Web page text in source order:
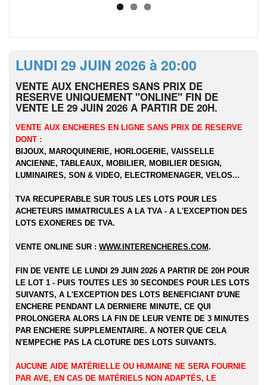
LUNDI 29 JUIN 2026 à 20:00
VENTE AUX ENCHERES SANS PRIX DE
RESERVE UNIQUEMENT "ONLINE" FIN DE
VENTE LE 29 JUIN 2026 A PARTIR DE 20H.
VENTE AUX ENCHERES EN LIGNE SANS PRIX DE RESERVE
DONT :
BIJOUX, MAROQUINERIE, HORLOGERIE, VAISSELLE
ANCIENNE, TABLEAUX, MOBILIER, MOBILIER DESIGN,
LUMINAIRES, SON & VIDEO, ELECTROMENAGER, VELOS...
TVA RECUPERABLE SUR TOUS LES LOTS POUR LES
ACHETEURS IMMATRICULES A LA TVA - A L'EXCEPTION DES
LOTS EXONERES DE TVA.
VENTE ONLINE SUR : WWW.INTERENCHERES.COM.
FIN DE VENTE LE LUNDI 29 JUIN 2026 A PARTIR DE 20H POUR
LE LOT 1 - PUIS TOUTES LES 30 SECONDES POUR LES LOTS
SUIVANTS, A L'EXCEPTION DES LOTS BENEFICIANT D'UNE
ENCHERE PENDANT LA DERNIERE MINUTE, CE QUI
PROLONGERA ALORS LA FIN DE LEUR VENTE DE 3 MINUTES
PAR ENCHERE SUPPLEMENTAIRE. A NOTER QUE CELA
N'EMPECHE PAS LA CLOTURE DES LOTS SUIVANTS.
AUCUNE AIDE MATÉRIELLE OU HUMAINE NE SERA FOURNIE
PAR AVE, EN CAS DE MATÉRIELS NON ADAPTÉS, LE